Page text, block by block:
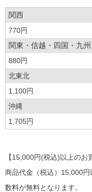
関西
770円
関東・信越・四国・九州
880円
北東北
1,100円
沖縄
1,705円
【15,000円(税込)以上のお
商品代金（税込）15,000
数料が無料となります。